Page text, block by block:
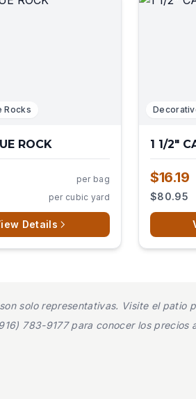
Rocks
ROCK
per bag
per cubic yard
Details
1 1/2"
$16.19
$80.95
solo representativas. Visite el patio
783-9177 para conocer los precios